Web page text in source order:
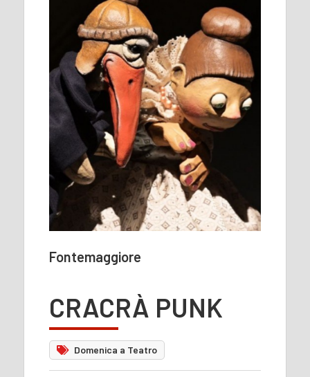
Fontemaggiore
CRACRÀ PUNK
Domenica a Teatro